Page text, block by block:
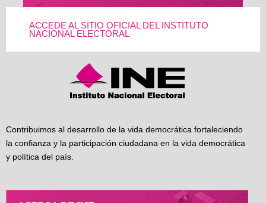
ACCEDE AL SITIO OFICIAL DEL INSTITUTO
NACIONAL ELECTORAL
Contribuimos al desarrollo de la vida democrática fortaleciendo
la confianza y la participación ciudadana en la vida democrática
y política del país.